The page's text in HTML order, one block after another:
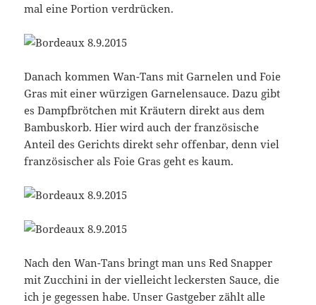
mal eine Portion verdrücken.
Danach kommen Wan-Tans mit Garnelen und Foie
Gras mit einer würzigen Garnelensauce. Dazu gibt
es Dampfbrötchen mit Kräutern direkt aus dem
Bambuskorb. Hier wird auch der französische
Anteil des Gerichts direkt sehr offenbar, denn viel
französischer als Foie Gras geht es kaum.
Nach den Wan-Tans bringt man uns Red Snapper
mit Zucchini in der vielleicht leckersten Sauce, die
ich je gegessen habe. Unser Gastgeber zählt alle